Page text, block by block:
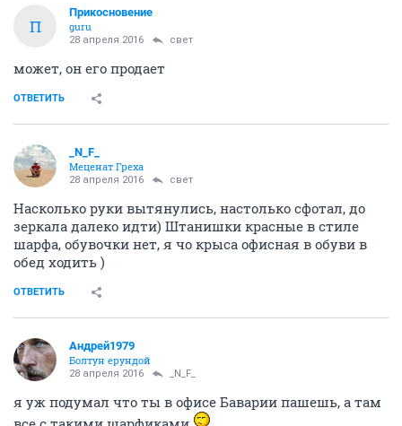
П
Прикосновение
guru
28 апреля 2016 свет
может, он его продает
ОТВЕТИТЬ
_N_F_
Меценат Греха
28 апреля 2016 свет
Насколько руки вытянулись, настолько сфотал, до
зеркала далеко идти) Штанишки красные в стиле
шарфа, обувочки нет, я чо крыса офисная в обуви в
обед ходить )
ОТВЕТИТЬ
Андрей1979
Болтун ерундой
28 апреля 2016 _N_F_
я уж подумал что ты в офисе Баварии пашешь, а там